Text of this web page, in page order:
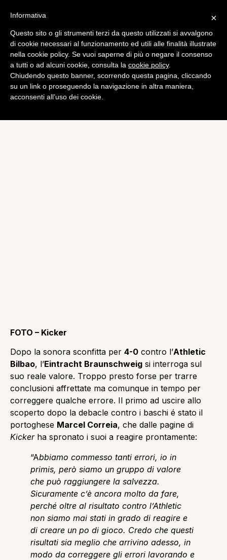
Bundesliga
Correia: “Eintracht, c’è
ancora molto da fare”
di Emiliano Storace
FOTO – Kicker
Dopo la sonora sconfitta per 4-0 contro l’Athletic
Bilbao, l’Eintracht Braunschweig si interroga sul
suo reale valore. Troppo presto forse per trarre
conclusioni affrettate ma comunque in tempo per
correggere qualche errore. Il primo ad uscire allo
scoperto dopo la debacle contro i baschi é stato il
portoghese Marcel Correia, che dalle pagine di
Kickerha spronato i suoi a reagire prontamente:
“Abbiamo commesso tanti errori, io in
primis, però siamo un gruppo di valore
che può raggiungere la salvezza.
Sicuramente c’è ancora molto da fare,
perché oltre al risultato contro l’Athletic
non siamo mai stati in grado di reagire e
di creare un po di gioco. Credo che questi
risultati sia meglio che arrivino adesso, in
modo da correggere gli errori lavorando e
×
Informativa
Questo sito o gli strumenti terzi da questo utilizzati si avvalgono
di cookie necessari al funzionamento ed utili alle finalità illustrate
nella cookie policy. Se vuoi saperne di più o negare il consenso
a tutti o ad alcuni cookie, consulta la cookie policy.
Chiudendo questo banner, scorrendo questa pagina, cliccando
su un link o proseguendo la navigazione in altra maniera,
acconsenti all’uso dei cookie.